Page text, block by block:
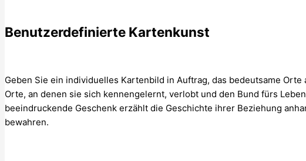
Benutzerdefinierte Kartenkunst
Geben Sie ein individuelles Kartenbild in Auftrag, das bedeutsame
Orte, an denen sie sich kennengelernt, verlobt und den Bund fürs
beeindruckende Geschenk erzählt die Geschichte ihrer Beziehung
bewahren.